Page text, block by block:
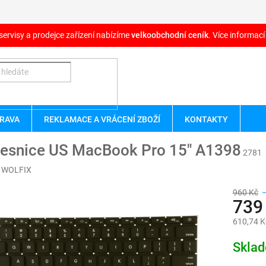
a prodejce zařízení nabízímevelkoobchodní ceník. Více
REKLAMACE A VRÁCENÍ ZBOŽÍ KONTAKTY
US MacBook Pro 15" A1398 2781
WOLFIX
960 Kč
610,74
cena: